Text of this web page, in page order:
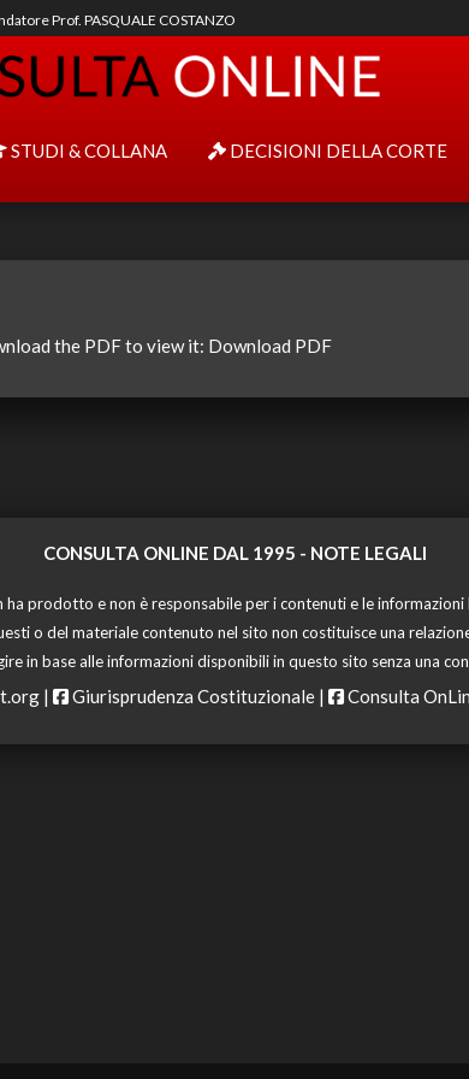
Prof. PASQUALE COSTANZO
STUDI & COLLANA DECISIONI DELLA CORTE
the PDF to view it: Download PDF
CONSULTA ONLINE DAL 1995 - NOTE LEGALI
ha prodotto e non è responsabile per i contenuti e le informazioni
o del materiale contenuto nel sito non costituisce una
in base alle informazioni disponibili in questo sito senza una
| Giurisprudenza Costituzionale | Consulta